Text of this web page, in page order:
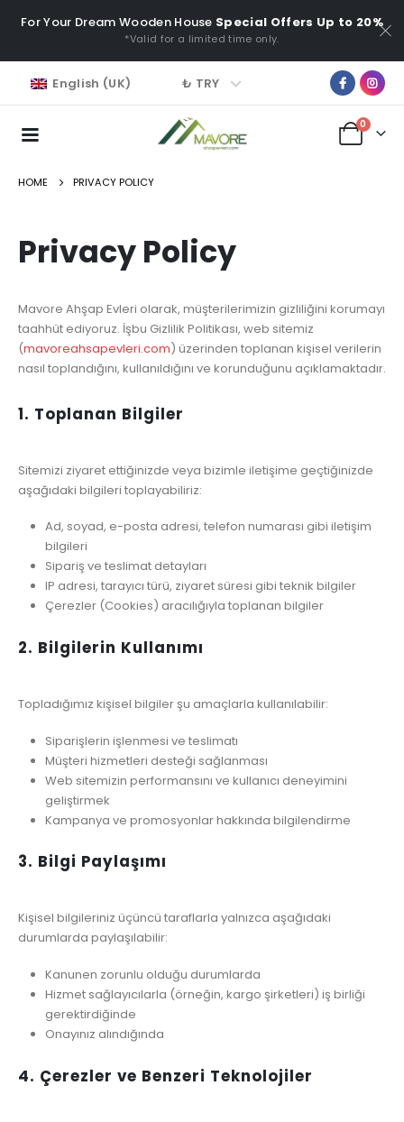
For Your Dream Wooden House Special Offers Up to 20%
*Valid for a limited time only.
English (UK) ₺ TRY
0
HOME PRIVACY POLICY
Privacy Policy
Mavore Ahşap Evleri olarak, müşterilerimizin gizliliğini korumayı
taahhüt ediyoruz. İşbu Gizlilik Politikası, web sitemiz
(mavoreahsapevleri.com) üzerinden toplanan kişisel verilerin
nasıl toplandığını, kullanıldığını ve korunduğunu açıklamaktadır.
1. Toplanan Bilgiler
Sitemizi ziyaret ettiğinizde veya bizimle iletişime geçtiğinizde
aşağıdaki bilgileri toplayabiliriz:
Ad, soyad, e-posta adresi, telefon numarası gibi iletişim
bilgileri
Sipariş ve teslimat detayları
IP adresi, tarayıcı türü, ziyaret süresi gibi teknik bilgiler
Çerezler (Cookies) aracılığıyla toplanan bilgiler
2. Bilgilerin Kullanımı
Topladığımız kişisel bilgiler şu amaçlarla kullanılabilir:
Siparişlerin işlenmesi ve teslimatı
Müşteri hizmetleri desteği sağlanması
Web sitemizin performansını ve kullanıcı deneyimini
geliştirmek
Kampanya ve promosyonlar hakkında bilgilendirme
3. Bilgi Paylaşımı
Kişisel bilgileriniz üçüncü taraflarla yalnızca aşağıdaki
durumlarda paylaşılabilir:
Kanunen zorunlu olduğu durumlarda
Hizmet sağlayıcılarla (örneğin, kargo şirketleri) iş birliği
gerektirdiğinde
Onayınız alındığında
4. Çerezler ve Benzeri Teknolojiler